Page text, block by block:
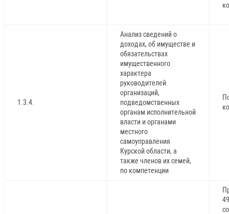
1.3.4.
Анализ сведений о
доходах, об имуществе и
обязательствах
имущественного
характера
руководителей
организаций,
подведомственных
органам исполнительной
власти и органами
местного
самоуправления
Курской области, а
также членов их семей,
по компетенции